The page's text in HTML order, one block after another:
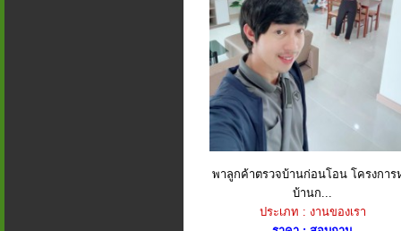
พาลูกค้าตรวจบ้านก่อนโอน โครงการ
บ้านก...
ประเภท : งานของเรา